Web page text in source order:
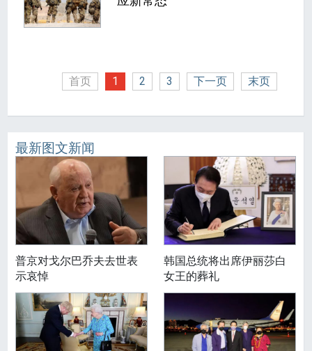
首页 1 2 3 下一页 末页
最新图文新闻
普京对戈尔巴乔夫去世表
示哀悼
韩国总统将出席伊丽莎白
女王的葬礼